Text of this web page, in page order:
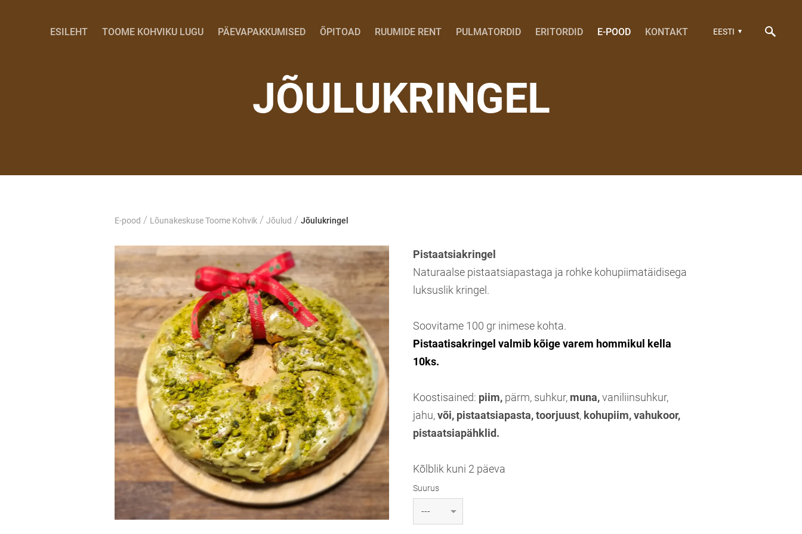
ESILEHT TOOME KOHVIKU LUGU PÄEVAPAKKUMISED ÕPITOAD RUUMIDE RENT PULMATORDID ERITORDID E-POOD KONTAKT EESTI
JÕULUKRINGEL
E-pood / Lõunakeskuse Toome Kohvik / Jõulud / Jõulukringel
Pistaatsiakringel
Naturaalse pistaatsiapastaga ja rohke kohupiimatäidisega
luksuslik kringel.
Soovitame 100 gr inimese kohta.
Pistaatisakringel valmib kõige varem hommikul kella
10ks.
Koostisained: piim, pärm, suhkur, muna,vaniliinsuhkur,
jahu,või, pistaatsiapasta,toorjuust, kohupiim, vahukoor,
pistaatsiapähklid.
Kõlblik kuni 2 päeva
Suurus